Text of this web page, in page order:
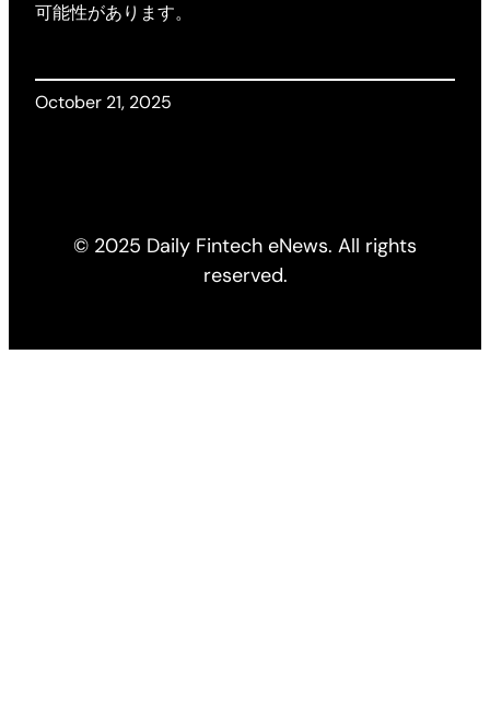
可能性があります。
October 21, 2025
© 2025 Daily Fintech eNews. All rights
reserved.